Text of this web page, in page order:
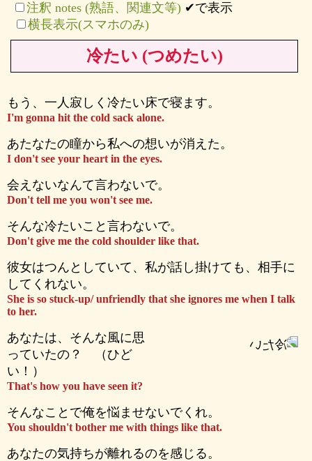
注釈 notes (熟語、関連文等) ✔で表示
横長表示(スマホのみ)
冷たい (つめたい)
もう、一人寂しく冷たい床で寝ます。
I'm gonna hit the cold sack alone.
あたなたの瞳から私への想いが消えた。
I don't see your heart in the eyes.
会えないなんて言わないで。
Don't tell me you won't see me.
そんな冷たいこと言わないで。
Don't give me the cold shoulder like that.
彼女はつんとしていて、私が話し掛けても、相手に
してくれない。
She is so stuck-up/ unfriendly that she ignores me when I talk
to her.
あなたは、そんな風に思
っていたの？ （ひど
い！）
That's how you have seen it?
そんなことで俺を悩ませないでくれ。
You shouldn't bother me with things like that.
あなたの気持ちが離れるのを感じる。